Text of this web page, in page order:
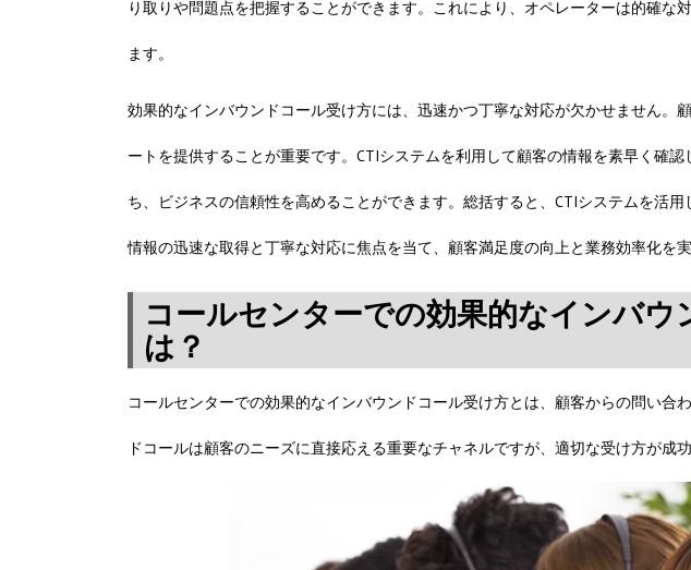
り取りや問題点を把握することができます。これにより、オペレーターは的確な
ます。
効果的なインバウンドコール受け方には、迅速かつ丁寧な対応が欠かせません。
ートを提供することが重要です。CTIシステムを利用して顧客の情報を素早く確
ち、ビジネスの信頼性を高めることができます。総括すると、CTIシステムを活
情報の迅速な取得と丁寧な対応に焦点を当て、顧客満足度の向上と業務効率化を実
コールセンターでの効果的なインバウ
は？
コールセンターでの効果的なインバウンドコール受け方とは、顧客からの問い合
ドコールは顧客のニーズに直接応える重要なチャネルですが、適切な受け方が成功